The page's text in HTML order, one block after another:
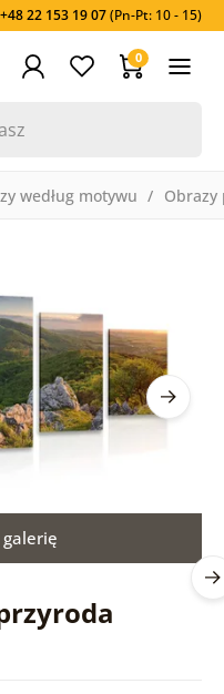
+48 22 153 19 07(Pn-Pt: 10 - 15)
0
według motywu Obrazy